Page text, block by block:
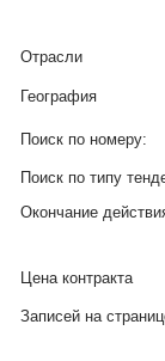
Отрасли
География
Поиск по номеру:
Поиск по типу
Окончание
Цена контракта
Записей на